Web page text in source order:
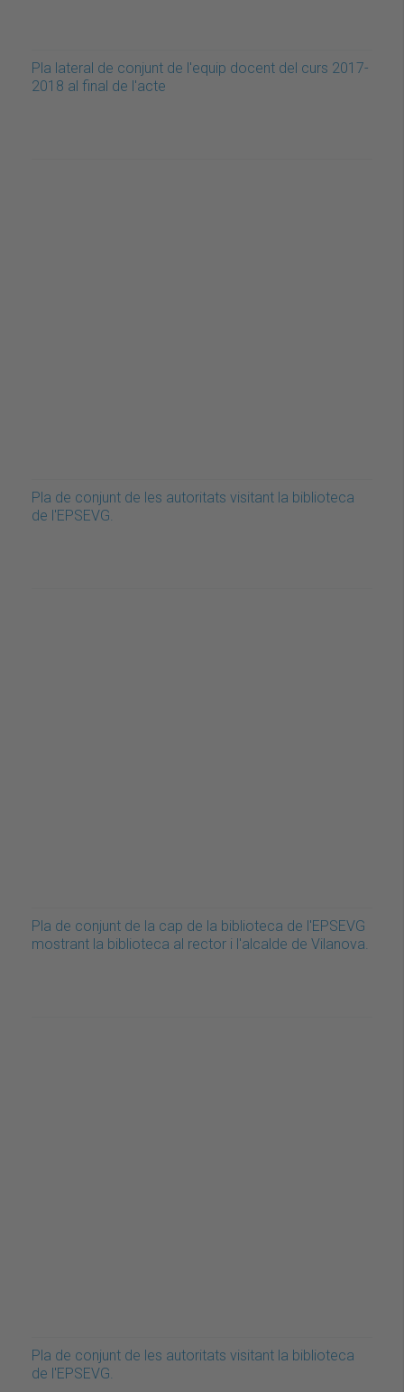
Pla lateral de conjunt de l'equip docent del curs 2017-
2018 al final de l'acte
Pla de conjunt de les autoritats visitant la biblioteca
de l'EPSEVG.
Pla de conjunt de la cap de la biblioteca de l'EPSEVG
mostrant la biblioteca al rector i l'alcalde de Vilanova.
Pla de conjunt de les autoritats visitant la biblioteca
de l'EPSEVG.